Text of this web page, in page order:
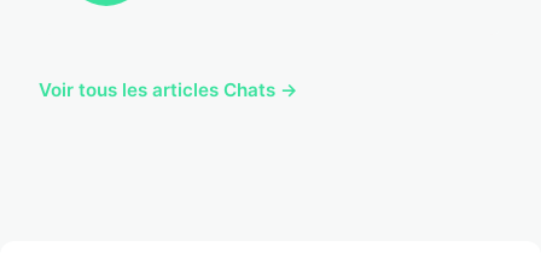
Voir tous les articles Chats →